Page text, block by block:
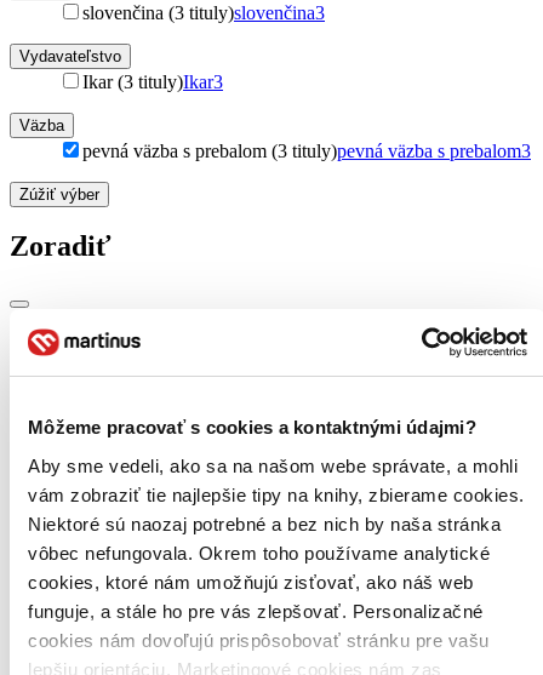
Môžeme pracovať s cookies a kontaktnými údajmi?
Aby sme vedeli, ako sa na našom webe správate, a mohli
vám zobraziť tie najlepšie tipy na knihy, zbierame cookies.
Niektoré sú naozaj potrebné a bez nich by naša stránka
vôbec nefungovala. Okrem toho používame analytické
cookies, ktoré nám umožňujú zisťovať, ako náš web
funguje, a stále ho pre vás zlepšovať. Personalizačné
cookies nám dovoľujú prispôsobovať stránku pre vašu
lepšiu orientáciu. Marketingové cookies nám zas
slovenčina (3 tituly)slovenčina3
Vydavateľstvo
Ikar (3 tituly)Ikar3
Väzba
pevná väzba s prebalom (3 tituly)pevná väzba s prebalom3
Zúžiť výber
Zoradiť
Top hodnotené
Najdrahšie
Najvyššia zľava
Použité filtre
Zrušiť filtre
Pevná väzba s prebalom